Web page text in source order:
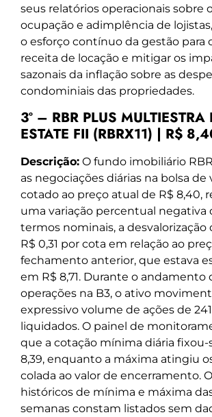
seus relatórios operacionais sobre
ocupação e adimplência de
o esforço contínuo da gestão para
receita de locação e mitigar os
sazonais da inflação sobre as
condominiais das propriedades.
3º – RBR PLUS MULTIESTRA
ESTATE FII (RBRX11) | R$
Descrição: O fundo imobiliário
as negociações diárias na bolsa de
cotado ao preço atual de R$ 8,40,
uma variação percentual negativa
termos nominais, a desvalorização
R$ 0,31 por cota em relação ao
fechamento anterior, que estava
em R$ 8,71. Durante o andamento
operações na B3, o ativo
expressivo volume de ações de
liquidados. O painel de
que a cotação mínima diária fixou-
8,39, enquanto a máxima atingiu
colada ao valor de encerramento.
históricos de mínima e máxima
semanas constam listados sem